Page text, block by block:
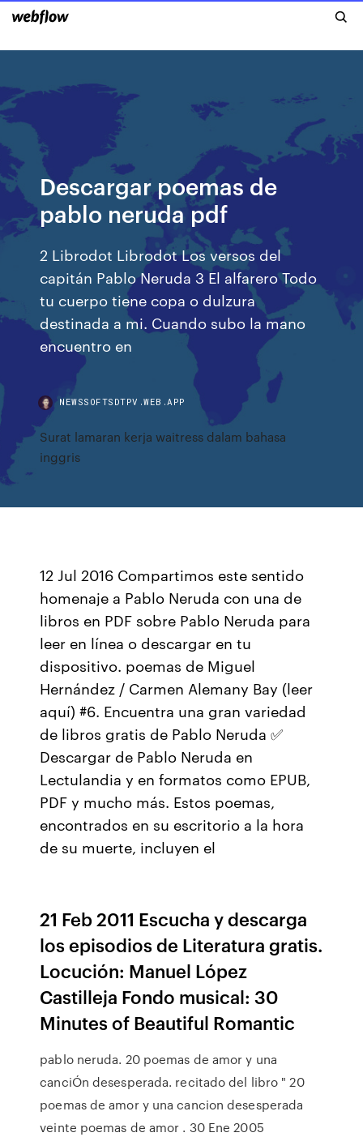
Descargar poemas de
pablo neruda pdf
2 Librodot Librodot Los versos del
capitán Pablo Neruda 3 El alfarero Todo
tu cuerpo tiene copa o dulzura
destinada a mi. Cuando subo la mano
encuentro en
NEWSSOFTSDTPV.WEB.APP
Surat lamaran kerja waitress dalam bahasa
inggris
12 Jul 2016 Compartimos este sentido
homenaje a Pablo Neruda con una de
libros en PDF sobre Pablo Neruda para
leer en línea o descargar en tu
dispositivo. poemas de Miguel
Hernández / Carmen Alemany Bay (leer
aquí) #6. Encuentra una gran variedad
de libros gratis de Pablo Neruda ✅
Descargar de Pablo Neruda en
Lectulandia y en formatos como EPUB,
PDF y mucho más. Estos poemas,
encontrados en su escritorio a la hora
de su muerte, incluyen el
21 Feb 2011 Escucha y descarga
los episodios de Literatura gratis.
Locución: Manuel López
Castilleja Fondo musical: 30
Minutes of Beautiful Romantic
pablo neruda. 20 poemas de amor y una
canciÓn desesperada. recitado del libro " 20
poemas de amor y una cancion desesperada
veinte poemas de amor . 30 Ene 2005